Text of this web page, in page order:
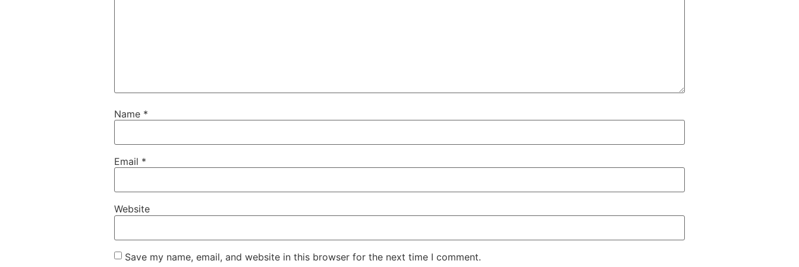
Name *
Email *
Website
Save my name, email, and website in this browser for the next time I comment.